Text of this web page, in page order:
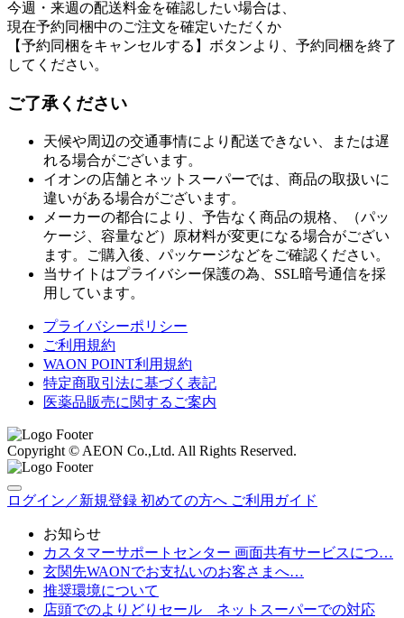
今週・来週の配送料金を確認したい場合は、
現在予約同梱中のご注文を確定いただくか
【予約同梱をキャンセルする】ボタンより、予約同梱を終了
してください。
ご了承ください
天候や周辺の交通事情により配送できない、または遅
れる場合がございます。
イオンの店舗とネットスーパーでは、商品の取扱いに
違いがある場合がございます。
メーカーの都合により、予告なく商品の規格、（パッ
ケージ、容量など）原材料が変更になる場合がござい
ます。ご購入後、パッケージなどをご確認ください。
当サイトはプライバシー保護の為、SSL暗号通信を採
用しています。
プライバシーポリシー
ご利用規約
WAON POINT利用規約
特定商取引法に基づく表記
医薬品販売に関するご案内
Copyright © AEON Co.,Ltd. All Rights Reserved.
ログイン／新規登録 初めての方へ ご利用ガイド
お知らせ
カスタマーサポートセンター 画面共有サービスにつ…
玄関先WAONでお支払いのお客さまへ…
推奨環境について
店頭でのよりどりセール ネットスーパーでの対応